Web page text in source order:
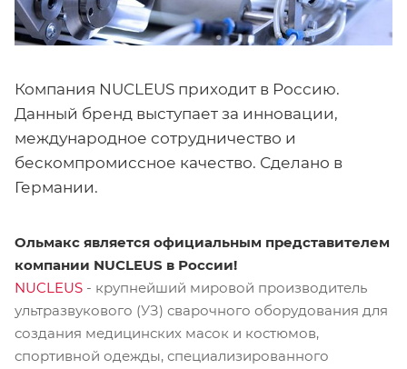
Компания NUCLEUS приходит в Россию.
Данный бренд выступает за инновации,
международное сотрудничество и
бескомпромиссное качество. Сделано в
Германии.
Ольмакс является официальным представителем
компании NUCLEUS в Роcсии!
NUCLEUS - крупнейший мировой производитель
ультразвукового (УЗ) сварочного оборудования для
создания медицинских масок и костюмов,
спортивной одежды, специализированного